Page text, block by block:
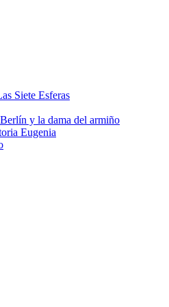
Siete Esferas
y la dama del armiño
Eugenia